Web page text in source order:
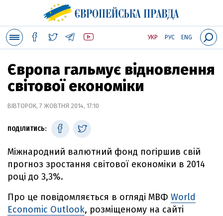
УКР РУС ENG
Європа гальмує відновлення
світової економіки
ВІВТОРОК, 7 ЖОВТНЯ 2014, 17:10
ПОДІЛИТИСЬ:
Міжнародний валютний фонд погіршив свій
прогноз зростання світової економіки в 2014
році до 3,3%.
Про це повідомляється в огляді МВФ World
Economic Outlook, розміщеному на сайті